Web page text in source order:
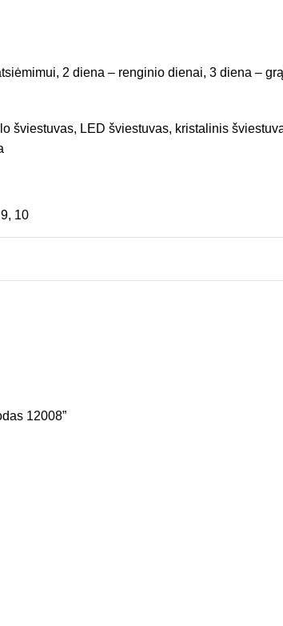
2 diena – renginio dienai, 3 diena –
šviestuvas, LED šviestuvas, kristalinis
9, 10
12008”